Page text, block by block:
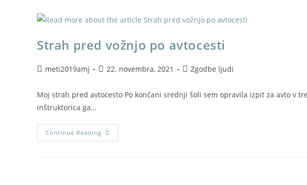
Strah pred vožnjo po avtocesti
meti2019amj 22. novembra, 2021 Zgodbe ljudi
Moj strah pred avtocesto Po končani srednji šoli sem opravila izpit za avto
inštruktorica ga…
Continue Reading